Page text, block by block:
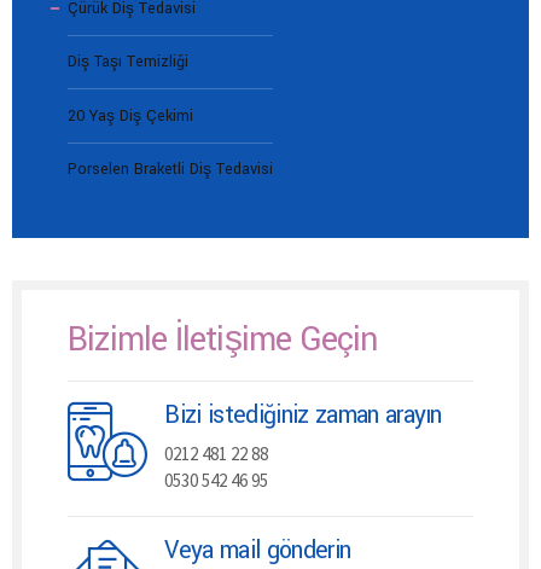
Çürük Diş Tedavisi
Diş Taşı Temizliği
20 Yaş Diş Çekimi
Porselen Braketli Diş Tedavisi
Bizimle İletişime Geçin
Bizi istediğiniz zaman arayın
0212 481 22 88
0530 542 46 95
Veya mail gönderin